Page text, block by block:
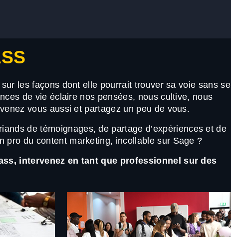
les façons dont elle pourrait trouver sa voie sans se
de vie éclaire nos pensées, nous cultive, nous
vous aussi et partagez un peu de vous.
de témoignages, de partage d’expériences et de
pro du content marketing, incollable sur Sage ?
intervenez en tant que professionnel sur des